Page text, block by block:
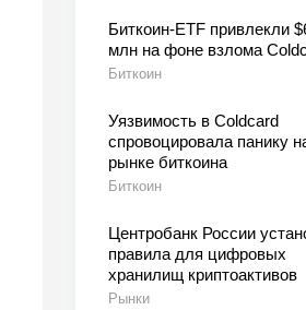
Биткоин-ETF привлекли
млн на фоне взлома
Биткоин
Уязвимость в Coldcard
спровоцировала панику
рынке биткоина
Биткоин
Центробанк России
правила для цифровых
хранилищ криптоактивов
Рынки